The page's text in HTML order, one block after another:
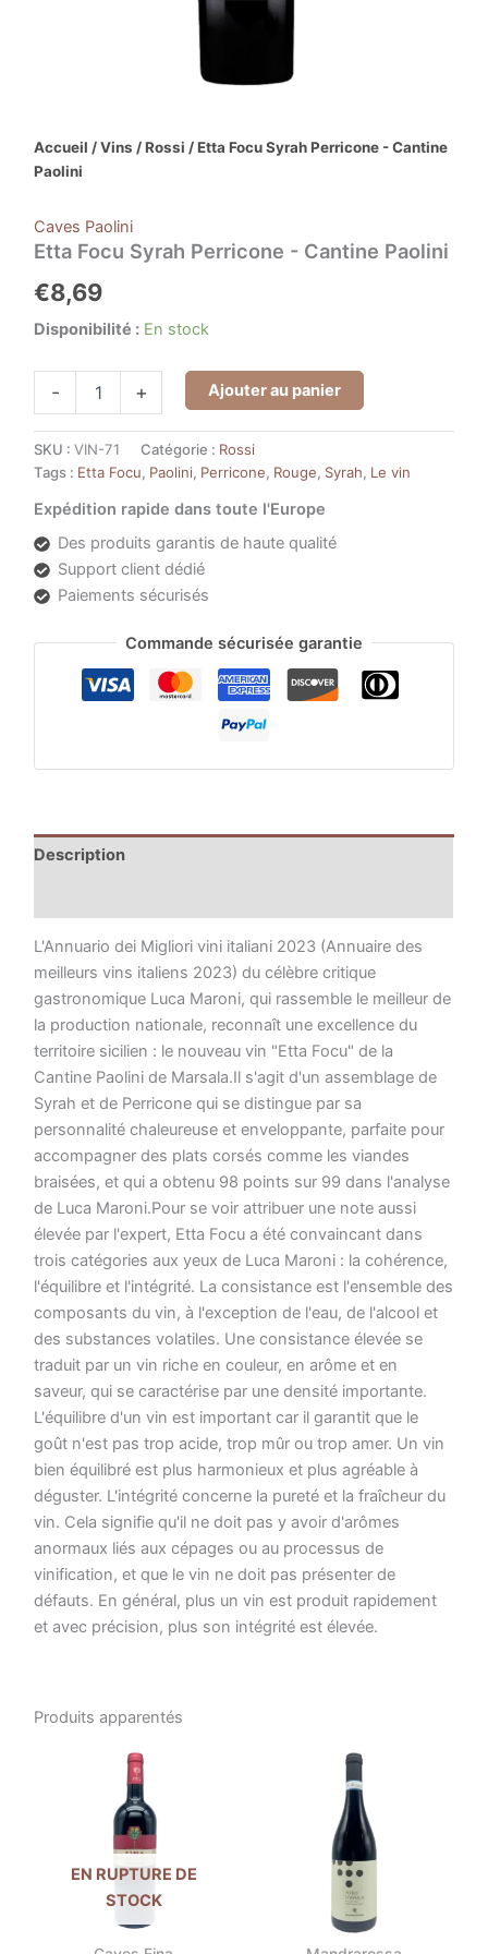
Accueil /Vins /Rossi / Etta Focu Syrah Perricone - Cantine
Paolini
Caves Paolini
Etta Focu Syrah Perricone - Cantine Paolini
€8,69
Disponibilité : En stock
- + Ajouter au panier
SKU :VIN-71 Catégorie : Rossi
Tags : Etta Focu, Paolini, Perricone, Rouge, Syrah, Le vin
Expédition rapide dans toute l'Europe
Des produits garantis de haute qualité
Support client dédié
Paiements sécurisés
Commande sécurisée garantie
Description
L'Annuario dei Migliori vini italiani 2023 (Annuaire des
meilleurs vins italiens 2023) du célèbre critique
gastronomique Luca Maroni, qui rassemble le meilleur de
la production nationale, reconnaît une excellence du
territoire sicilien : le nouveau vin "Etta Focu" de la
Cantine Paolini de Marsala.Il s'agit d'un assemblage de
Syrah et de Perricone qui se distingue par sa
personnalité chaleureuse et enveloppante, parfaite pour
accompagner des plats corsés comme les viandes
braisées, et qui a obtenu 98 points sur 99 dans l'analyse
de Luca Maroni.Pour se voir attribuer une note aussi
élevée par l'expert, Etta Focu a été convaincant dans
trois catégories aux yeux de Luca Maroni : la cohérence,
l'équilibre et l'intégrité. La consistance est l'ensemble des
composants du vin, à l'exception de l'eau, de l'alcool et
des substances volatiles. Une consistance élevée se
traduit par un vin riche en couleur, en arôme et en
saveur, qui se caractérise par une densité importante.
L'équilibre d'un vin est important car il garantit que le
goût n'est pas trop acide, trop mûr ou trop amer. Un vin
bien équilibré est plus harmonieux et plus agréable à
déguster. L'intégrité concerne la pureté et la fraîcheur du
vin. Cela signifie qu'il ne doit pas y avoir d'arômes
anormaux liés aux cépages ou au processus de
vinification, et que le vin ne doit pas présenter de
défauts. En général, plus un vin est produit rapidement
et avec précision, plus son intégrité est élevée.
Produits apparentés
EN RUPTURE DE
STOCK